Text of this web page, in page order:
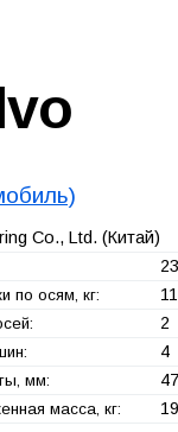
Co., Ltd. (Китай)
по осям, кг:
2
4
мм:
масса, кг: